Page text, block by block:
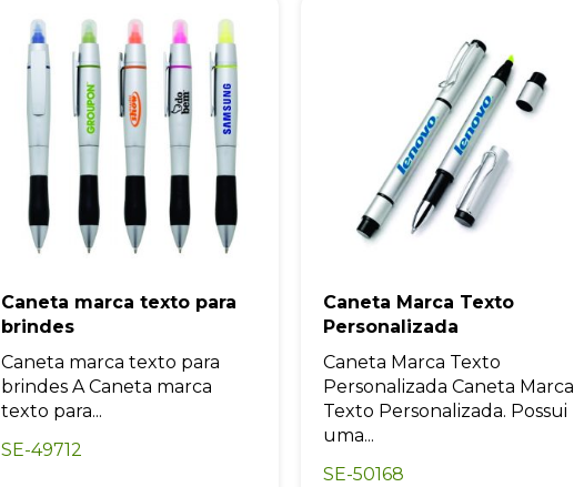
Caneta marca texto para
brindes
Caneta marca texto para
brindes A Caneta marca
texto para...
SE-49712
Caneta Marca Texto
Personalizada
Caneta Marca Texto
Personalizada Caneta Marca
Texto Personalizada. Possui
uma...
SE-50168
online